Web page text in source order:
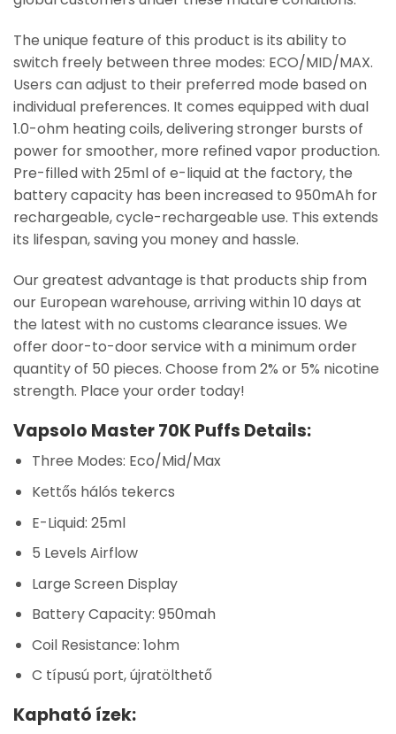
The unique feature of this product is its ability to
switch freely between three modes: ECO/MID/MAX.
Users can adjust to their preferred mode based on
individual preferences. It comes equipped with dual
1.0-ohm heating coils, delivering stronger bursts of
power for smoother, more refined vapor production.
Pre-filled with 25ml of e-liquid at the factory, the
battery capacity has been increased to 950mAh for
rechargeable, cycle-rechargeable use. This extends
its lifespan, saving you money and hassle.
Our greatest advantage is that products ship from
our European warehouse, arriving within 10 days at
the latest with no customs clearance issues. We
offer door-to-door service with a minimum order
quantity of 50 pieces. Choose from 2% or 5% nicotine
strength. Place your order today!
Vapsolo Master 70K Puffs Details:
Three Modes: Eco/Mid/Max
Kettős hálós tekercs
E-Liquid: 25ml
5 Levels Airflow
Large Screen Display
Battery Capacity: 950mah
Coil Resistance: 1ohm
C típusú port, újratölthető
Kapható ízek: